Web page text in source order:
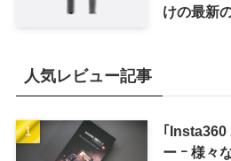
けの最新
人気レビュー記事
｢Insta360
ー ｰ 様々